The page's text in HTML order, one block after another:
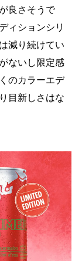
良さそうで
ィションシリ
減り続けてい
ないし限定感
のカラーエデ
目新しさはな